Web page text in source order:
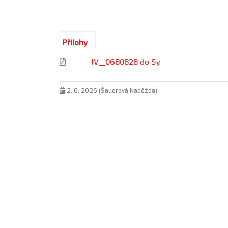
Přílohy
lV_0680828 do Sy
2. 6. 2026 (Šauerová Naděžda)